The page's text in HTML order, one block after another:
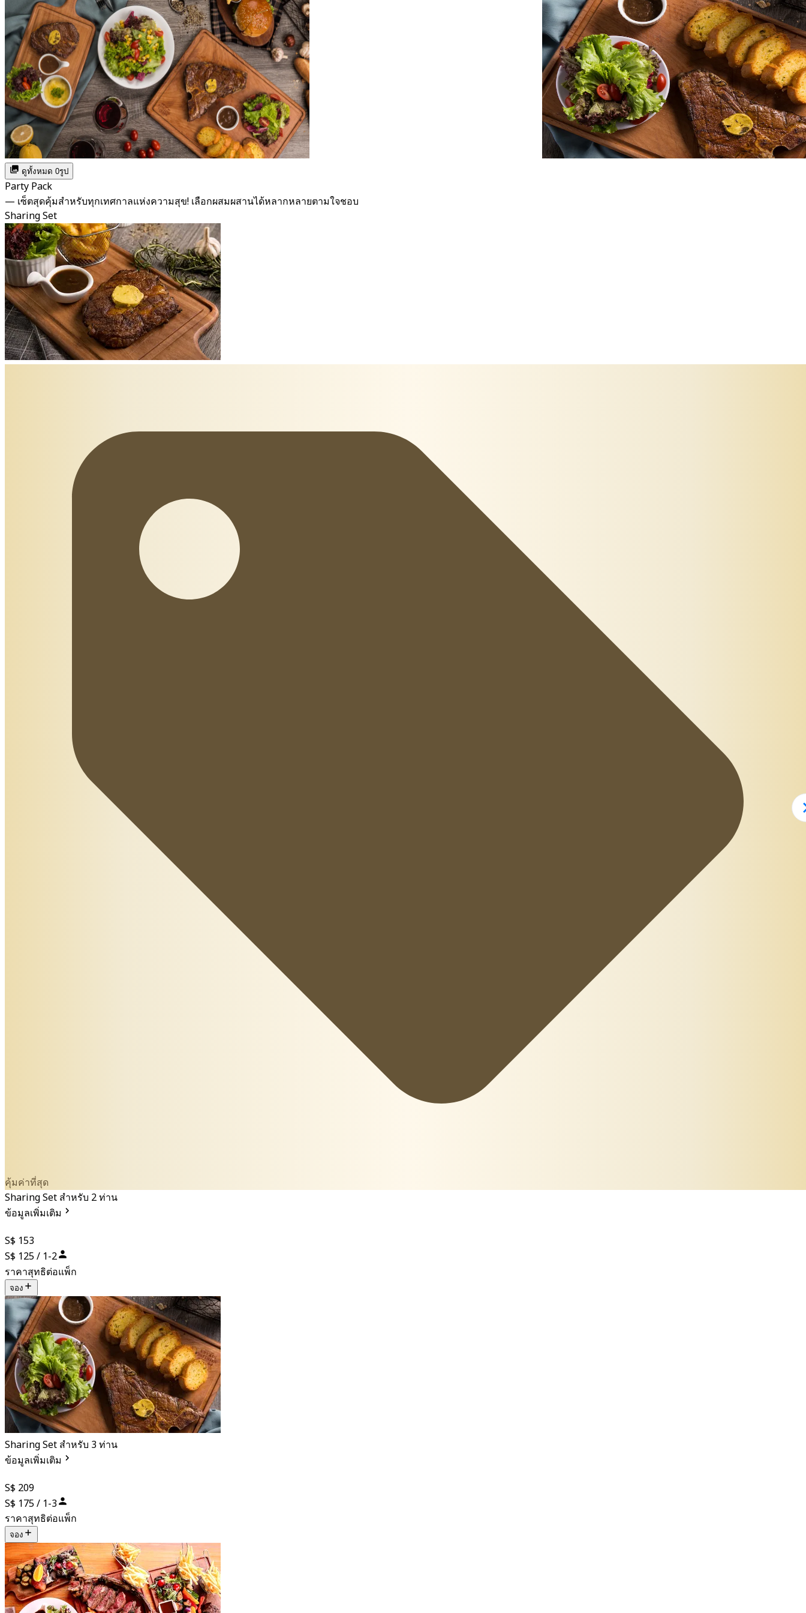
ดูทั้งหมด 0รูป
Party Pack
— เซ็ตสุดคุ้มสำหรับทุกเทศกาลแห่งความสุข! เลือกผสมผสานได้หลากหลายตามใจชอบ
Sharing Set
คุ้มค่าที่สุด
Sharing Set สำหรับ 2 ท่าน
ข้อมูลเพิ่มเติม
S$ 153
S$ 125 / 1-2
ราคาสุทธิต่อแพ็ก
จอง
Sharing Set สำหรับ 3 ท่าน
ข้อมูลเพิ่มเติม
S$ 209
S$ 175 / 1-3
ราคาสุทธิต่อแพ็ก
จอง